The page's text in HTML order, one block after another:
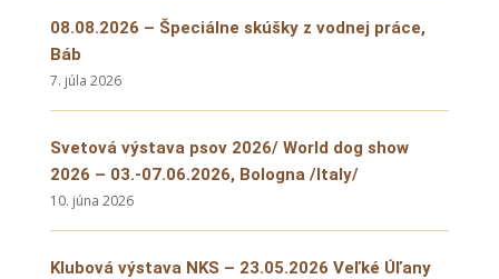
08.08.2026 – Špeciálne skúšky z vodnej práce,
Báb
7. júla 2026
Svetová výstava psov 2026/ World dog show
2026 – 03.-07.06.2026, Bologna /Italy/
10. júna 2026
Klubová výstava NKS – 23.05.2026 Veľké Úľany